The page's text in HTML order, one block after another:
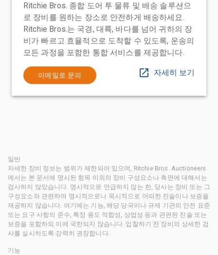
Ritchie Bros. 종합 도어 투 물류 및 배송 솔루션으
로 장비를 원하는 장소로 안전하게 배송하세요.
Ritchie Bros.는 국경, 대륙, 바다를 넘어 귀하의 장
비가 빠르고 효율적으로 도착할 수 있도록, 운송의
모든 과정을 포함한 통합 서비스를 제공합니다.
이메일로 문의 자세히 보기
일반
자세한 장비 정보는 범위가 제한되어 있으며, Ritchie Bros. Auctioneers
에서는 본 문서에 명시된 항목 이외의 장비 구성요소나 측면에 대해서는
검사하지 않았습니다. 명시적으로 언급하지 않는 한, 당사는 장비 또는 그
구성요소와 관련하여 명시적으로나 묵시적으로 어떠한 진술이나 보증을
제공하지 않습니다. 여기에는 기능, 해당 당국이나 규제 기관의 안전 표준
또는 요구 사항의 준수, 특정 용도 적합성, 상업성 등과 관련된 진술 또는
보증을 포함하되 이에 국한되지 않습니다. 입찰하기 전 장비의 상세한 검
사를 실시하도록 강력히 권장합니다.
기능